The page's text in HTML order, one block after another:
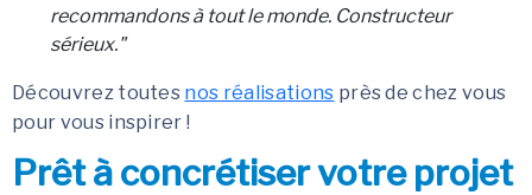
recommandons à tout le monde. Constructeur
sérieux."
Découvrez toutes nos réalisations près de chez vous
pour vous inspirer !
Prêt à concrétiser votre projet